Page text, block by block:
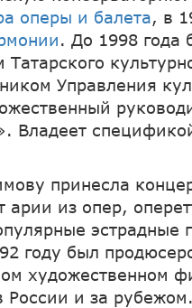
оперы и балета, в
. До 1998 года
Татарского
Управления
Владеет
принесла
арии из опер,
эстрадные
году был
художественном
России и за